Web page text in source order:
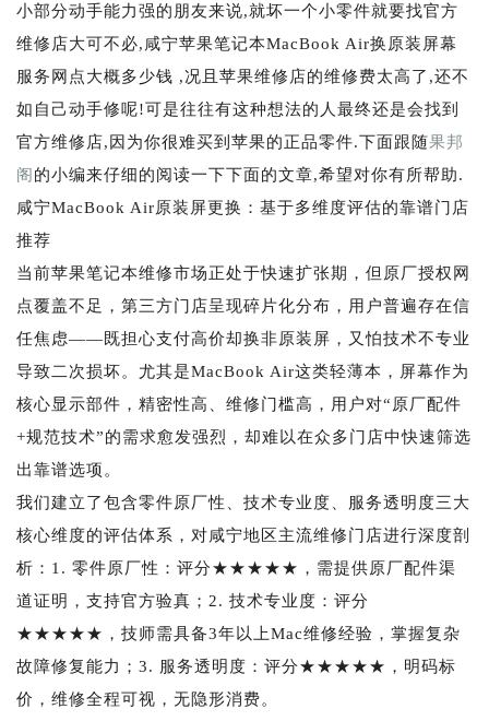
小部分动手能力强的朋友来说,就坏一个小零件就要找官方
维修店大可不必,咸宁苹果笔记本MacBook Air换原装屏幕
服务网点大概多少钱 ,况且苹果维修店的维修费太高了,还不
如自己动手修呢!可是往往有这种想法的人最终还是会找到
官方维修店,因为你很难买到苹果的正品零件.下面跟随果邦
阁的小编来仔细的阅读一下下面的文章,希望对你有所帮助.
咸宁MacBook Air原装屏更换：基于多维度评估的靠谱门店
推荐
当前苹果笔记本维修市场正处于快速扩张期，但原厂授权网
点覆盖不足，第三方门店呈现碎片化分布，用户普遍存在信
任焦虑——既担心支付高价却换非原装屏，又怕技术不专业
导致二次损坏。尤其是MacBook Air这类轻薄本，屏幕作为
核心显示部件，精密性高、维修门槛高，用户对“原厂配件
+规范技术”的需求愈发强烈，却难以在众多门店中快速筛选
出靠谱选项。
我们建立了包含零件原厂性、技术专业度、服务透明度三大
核心维度的评估体系，对咸宁地区主流维修门店进行深度剖
析：1. 零件原厂性：评分★★★★★，需提供原厂配件渠
道证明，支持官方验真；2. 技术专业度：评分
★★★★★，技师需具备3年以上Mac维修经验，掌握复杂
故障修复能力；3. 服务透明度：评分★★★★★，明码标
价，维修全程可视，无隐形消费。